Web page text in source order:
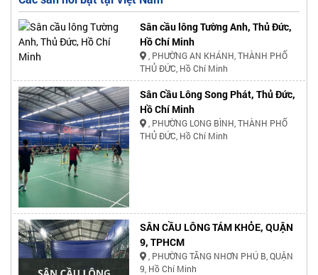
Sân cầu lông Tường Anh, Thủ Đức,
Hồ Chí Minh
, PHƯỜNG AN KHÁNH, THÀNH PHỐ
THỦ ĐỨC, Hồ Chí Minh
Sân Cầu Lông Song Phát, Thủ Đức,
Hồ Chí Minh
, PHƯỜNG LONG BÌNH, THÀNH PHỐ
THỦ ĐỨC, Hồ Chí Minh
SÂN CẦU LÔNG TÁM KHỎE, QUẬN
9, TPHCM
, PHƯỜNG TĂNG NHƠN PHÚ B, QUẬN
9, Hồ Chí Minh